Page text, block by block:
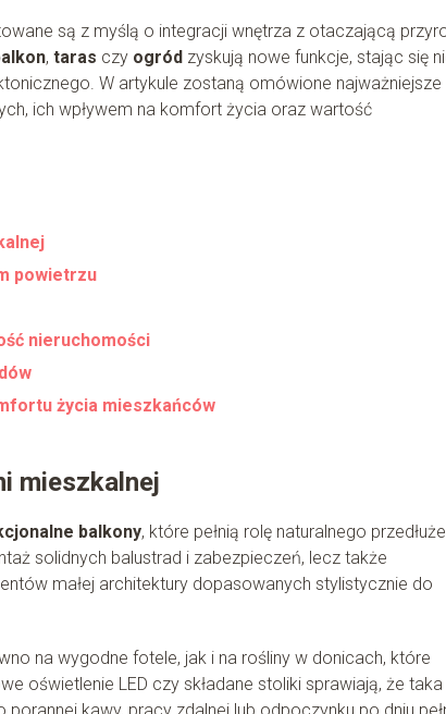
są z myślą o integracji wnętrza z otaczającą
, taras czy ogród zyskują nowe funkcje, stając się
W artykule zostaną omówione najważniejsze
ich wpływem na komfort życia oraz wartość
powietrzu
nieruchomości
życia mieszkańców
mieszkalnej
balkony, które pełnią rolę naturalnego
solidnych balustrad i zabezpieczeń, lecz także
małej architektury dopasowanych stylistycznie do
na wygodne fotele, jak i na rośliny w donicach, które
oświetlenie LED czy składane stoliki sprawiają, że taka